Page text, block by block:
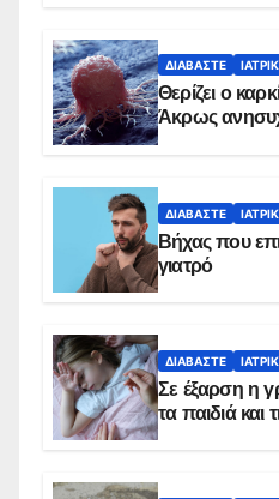
ΔΙΑΒΆΣΤΕ
Θερίζει ο
Άκρως
ΔΙΑΒΆΣΤΕ
Βήχας που
γιατρό
ΔΙΑΒΆΣΤΕ
Σε έξαρση η
τα παιδιά και